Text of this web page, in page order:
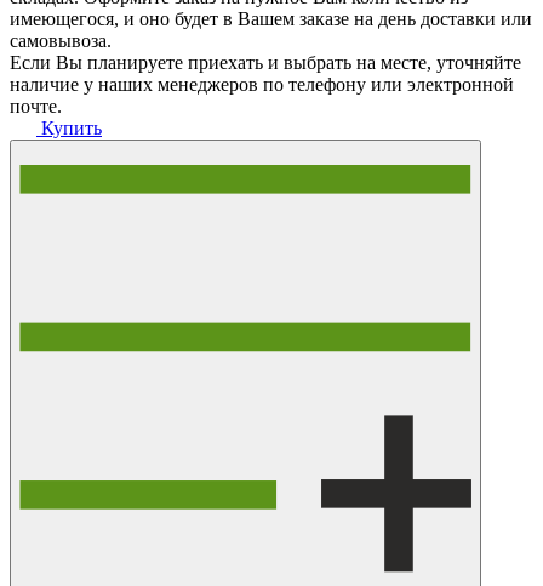
имеющегося, и оно будет в Вашем заказе на день доставки или
самовывоза.
Если Вы планируете приехать и выбрать на месте, уточняйте
наличие у наших менеджеров по телефону или электронной
почте.
Купить